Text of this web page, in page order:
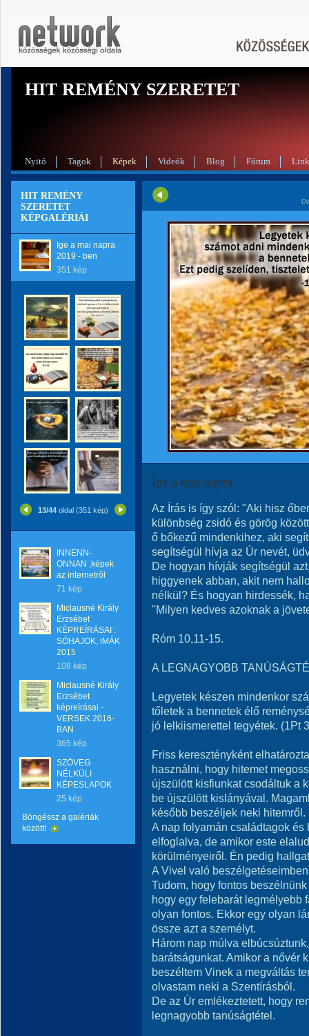
HIT REMÉNY SZERETET
Nyitó Tagok Képek Videók Blog Fórum
HIT REMÉNY
SZERETET
KÉPGALÉRIÁI
Ige a mai napra
2019 - ben
351 kép
13/44 oldal (351 kép)
INNENN-
ONNAN ,képek
az internetről
71 kép
Miclausné Király
Erzsébet
KÉPREÍRÁSAI :
SÓHAJOK, IMÁK
2015
108 kép
Miclausné Király
Erzsébet
képreírásai -
VERSEK 2016-
BAN
365 kép
SZÖVEG
NÉLKÜLI
KÉPESLAPOK
25 kép
Böngéssz a galériák
között!
Ige a mai napra
Az Írás is így szól: "Aki hisz
különbség zsidó és görög
ő bőkezű mindenkihez, aki
segítségül hívja az Úr nevét,
De hogyan hívják segítségül
higgyenek abban, akit nem
nélkül? És hogyan hirdessék,
"Milyen kedves azoknak a
Róm 10,11-15.
A LEGNAGYOBB
Legyetek készen mindenkor
tőletek a bennetek élő
jó lelkiismerettel tegyétek. (1Pt
Friss keresztényként
használni, hogy hitemet
újszülött kisfiunkat csodáltuk a
be újszülött kislányával.
később beszéljek neki hitemről.
A nap folyamán családtagok
elfoglalva, de amikor este
körülményeiről. Én pedig
A Vivel való
Tudom, hogy fontos
hogy egy felebarát legmélyebb
olyan fontos. Ekkor egy olyan
össze azt a személyt.
Három nap múlva
barátságunkat. Amikor a nővér
beszéltem Vinek a megváltás
olvastam neki a Szentírásból.
De az Úr emlékeztetett, hogy
legnagyobb tanúságtétel.